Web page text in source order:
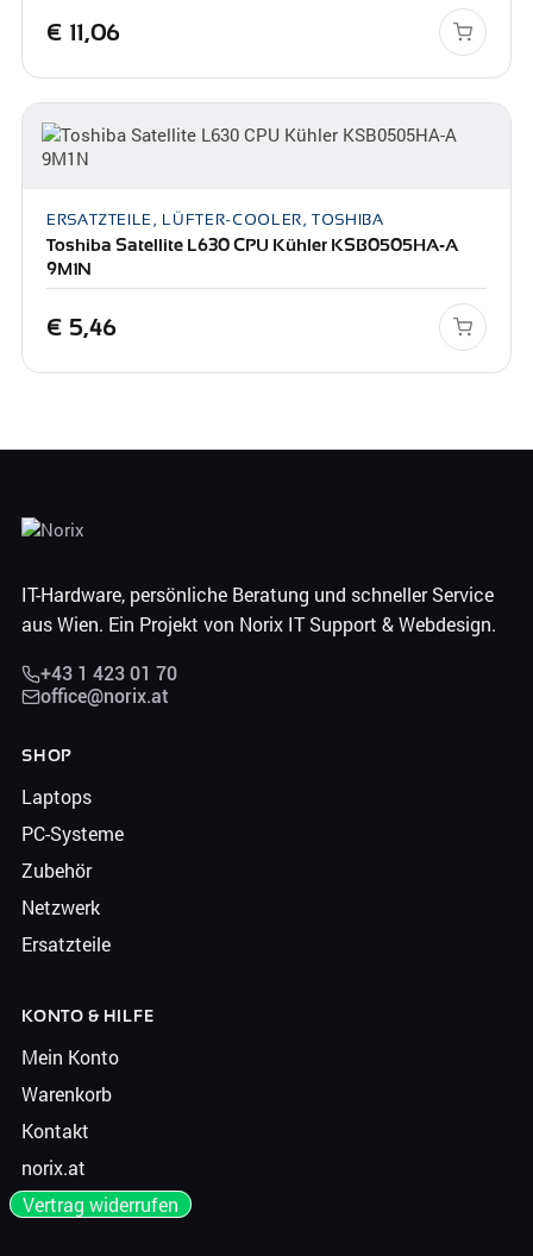
€ 11,06
ERSATZTEILE, LÜFTER-COOLER, TOSHIBA
Toshiba Satellite L630 CPU Kühler KSB0505HA-A
9M1N
€ 5,46
IT-Hardware, persönliche Beratung und schneller Service
aus Wien. Ein Projekt von Norix IT Support & Webdesign.
+43 1 423 01 70
office@norix.at
SHOP
Laptops
PC-Systeme
Zubehör
Netzwerk
Ersatzteile
KONTO & HILFE
Mein Konto
Warenkorb
Kontakt
norix.at
Vertrag widerrufen